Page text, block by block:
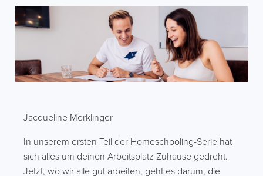
Jacqueline Merklinger
In unserem ersten Teil der Homeschooling-Serie hat
sich alles um deinen Arbeitsplatz Zuhause gedreht.
Jetzt, wo wir alle gut arbeiten, geht es darum, die